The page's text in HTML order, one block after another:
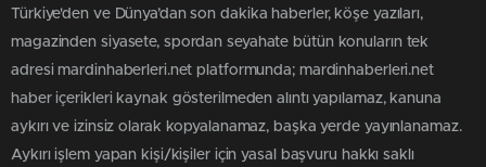
Türkiye'den ve Dünya’dan son dakika haberler, köşe yazıları,
magazinden siyasete, spordan seyahate bütün konuların tek
adresi mardinhaberleri.net platformunda; mardinhaberleri.net
haber içerikleri kaynak gösterilmeden alıntı yapılamaz, kanuna
aykırı ve izinsiz olarak kopyalanamaz, başka yerde yayınlanamaz.
Aykırı işlem yapan kişi/kişiler için yasal başvuru hakkı saklı